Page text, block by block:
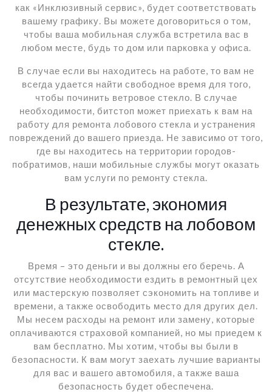
как «Инклюзивный сервис», будет соответствовать
вашему графику. Вы можете договориться о том,
чтобы ваша мобильная служба встретила вас в
любом месте, будь то дом или парковка у офиса.
В случае если вы находитесь на работе, то вам не
всегда удается найти свободное время для того,
чтобы починить ветровое стекло. В случае
необходимости, битстоп может приехать к вам на
работу для ремонта лобового стекла и устранения
повреждений до вашего приезда. Не зависимо от того,
где вы находитесь на территории городов-
побратимов, наши мобильные службы могут оказать
вам услуги по ремонту стекла.
В результате, экономия
денежных средств на лобовом
стекле.
Время – это деньги и вы должны его беречь. А
отсутствие необходимости ездить в ремонтный цех
или мастерскую позволяет сэкономить на топливе и
времени, а также освободить место для других дел.
Мы несем расходы на ремонт или замену, которые
оплачиваются страховой компанией, но мы приедем к
вам бесплатно. Мы хотим, чтобы вы были в
безопасности. К вам могут заехать лучшие варианты
для вас и вашего автомобиля, а также ваша
безопасность будет обеспечена.